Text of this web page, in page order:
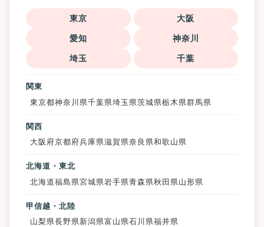
東京 大阪
愛知 神奈川
埼玉 千葉
関東
東京都神奈川県千葉県埼玉県茨城県栃木県群馬県
関西
大阪府京都府兵庫県滋賀県奈良県和歌山県
北海道・東北
北海道福島県宮城県岩手県青森県秋田県 山形県
甲信越・北陸
山梨県長野県新潟県富山県石川県福井県